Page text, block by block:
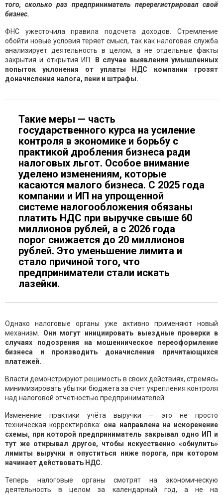
того, сколько раз предприниматель перерегистрировал свой
бизнес.
ФНС ужесточила правила подсчета доходов. Стремление
обойти новые условия теряет смысл, так как налоговая служба
анализирует деятельность в целом, а не отдельные факты
закрытия и открытия ИП.
В случае выявления умышленных
попыток уклонения от уплаты НДС компании грозят
доначисления налога, пени и штрафы.
Такие меры — часть
государственного курса на усиление
контроля в экономике и борьбу с
практикой дробления бизнеса ради
налоговых льгот. Особое внимание
уделено изменениям, которые
касаются малого бизнеса. С 2025 года
компании и ИП на упрощенной
системе налогообложения обязаны
платить НДС при выручке свыше 60
миллионов рублей, а с 2026 года
порог снижается до 20 миллионов
рублей. Это уменьшение лимита и
стало причиной того, что
предприниматели стали искать
лазейки.
Однако налоговые органы уже активно применяют новый
механизм.
Они могут инициировать выездные проверки в
случаях подозрения на мошенническое переоформление
бизнеса и производить доначисления причитающихся
платежей.
Власти демонстрируют решимость в своих действиях, стремясь
минимизировать убытки бюджета за счет укрепления контроля
над налоговой отчетностью предпринимателей.
Изменение практики учёта выручки — это не просто
техническая корректировка: она направлена на искоренение
схемы, при которой предприниматель закрывал одно ИП и
тут же открывал другое, чтобы искусственно «обнулить»
лимиты выручки и опуститься ниже порога, при котором
начинает действовать НДС.
Теперь налоговые органы смотрят на экономическую
деятельность в целом за календарный год, а не на